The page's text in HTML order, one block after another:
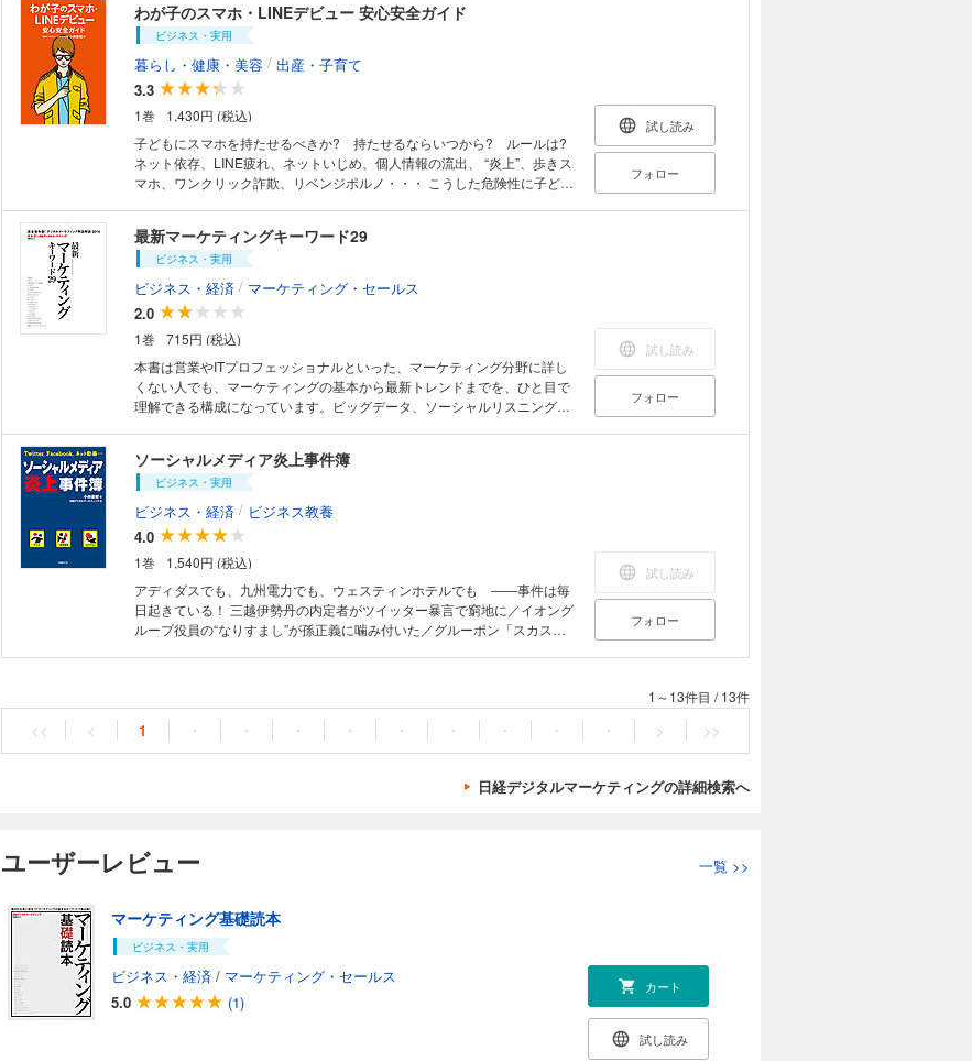
す。 統計学を学んだことの無い方でも、最低限の分析能力は今後のビジネ
スの中で必須のスキルといえます。 本ムックでは分析を行ううえで必要と
なる基本的な用語の解説から、様々な分析の手法、ケーススタディをわか
りやすく解説。 また、「需要予測」「売り上げ向上」「コスト削減」「人
員最適配置」などのトピックごとに、どのようなデータに着目し、どの分
析手法を用いればよいかを「インデックス形式」で示します。 現在、業務
でデータの分析を求められている方、分析に必要なフレームワークや分析
手法を学びたい方など、データ・アナリティクスに関心を持つ、全てのビ
ジネスパーソンにとって必読の一冊です。
わが子のスマホ・LINEデビュー 安心安全ガイド
ビジネス・実用
暮らし・健康・美容 / 出産・子育て
3.3
1巻
1,430円 (税込)
子どもにスマホを持たせるべきか? 持たせるならいつから? ルールは?
ネット依存、LINE疲れ、ネットいじめ、個人情報の流出、 “炎上”、歩きス
マホ、ワンクリック詐欺、リベンジポルノ・・・ こうした危険性に子ども
ルールを一緒につくることで、 大半のトラブルは回避可能です。 本書で
はその必読情報をお届けします。「スマホリスク」からわが子を守るのは
親の務めです。「スマホ買って! 」「LINEやりたい! 」とわが子にせがまれ
たとき、まずお読みいただきたい1冊です。
試し読み
フォロー
最新マーケティングキーワード29
ビジネス・実用
ビジネス・経済 / マーケティング・セールス
2.0
1巻
715円 (税込)
本書は営業やITプロフェッショナルといった、マーケティング分野に詳し
くない人でも、マーケティングの基本から最新トレンドまでを、ひと目で
理解できる構成になっています。ビッグデータ、ソーシャルリスニング、
りやすく解説します。
試し読み
フォロー
ソーシャルメディア炎上事件簿
ビジネス・実用
ビジネス・経済 / ビジネス教養
4.0
1巻
1,540円 (税込)
アディダスでも、九州電力でも、ウェスティンホテルでも ――事件は毎
日起きている！ 三越伊勢丹の内定者がツイッター暴言で窮地に／イオング
ループ役員の“なりすまし”が孫正義に噛み付いた／グルーポン「スカスカ
ャルメディア時代特有の“炎上”トラブル３０事例を取り上げ、パターン別
に解説する。『匿名なのにナゼすぐ特定されるの？』『鎮火のお手本を教
試し読み
フォロー
1～13件目 /13件
<< < 1 ・ ・ ・ ・ ・ ・ ・ ・ ・ > >>
日経デジタルマーケティングの詳細検索へ
ユーザーレビュー 一覧 >>
マーケティング基礎読本
ビジネス・実用
ビジネス・経済 / マーケティング・セールス
5.0
(1)
カート
試し読み